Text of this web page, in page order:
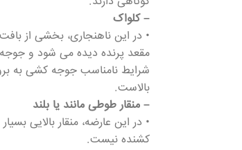
– کلواک
• در این ناهنجاری، بخشی از
مقعد پرنده دیده می شود و
شرایط نامناسب جوجه کشی به
بالاست.
– منقار طوطی مانند یا بلند
• در این عارضه، منقار بالایی
کشنده نیست.